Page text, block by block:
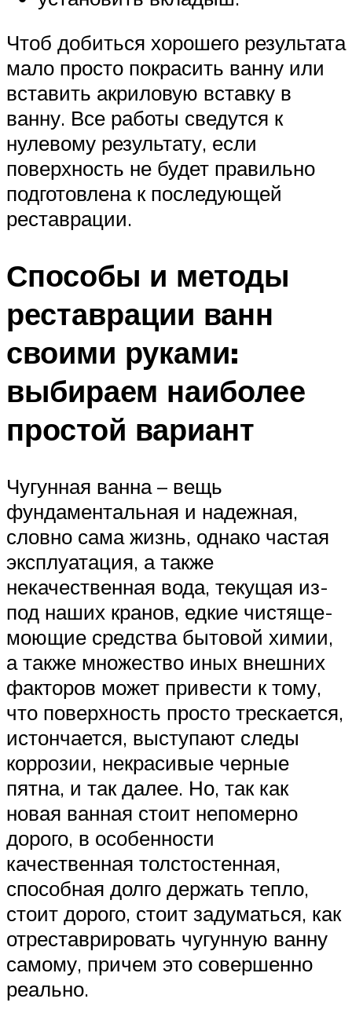
Чтоб добиться хорошего результата
мало просто покрасить ванну или
вставить акриловую вставку в
ванну. Все работы сведутся к
нулевому результату, если
поверхность не будет правильно
подготовлена к последующей
реставрации.
Способы и методы
реставрации ванн
своими руками:
выбираем наиболее
простой вариант
Чугунная ванна – вещь
фундаментальная и надежная,
словно сама жизнь, однако частая
эксплуатация, а также
некачественная вода, текущая из-
под наших кранов, едкие чистяще-
моющие средства бытовой химии,
а также множество иных внешних
факторов может привести к тому,
что поверхность просто трескается,
истончается, выступают следы
коррозии, некрасивые черные
пятна, и так далее. Но, так как
новая ванная стоит непомерно
дорого, в особенности
качественная толстостенная,
способная долго держать тепло,
стоит дорого, стоит задуматься, как
отреставрировать чугунную ванну
самому, причем это совершенно
реально.